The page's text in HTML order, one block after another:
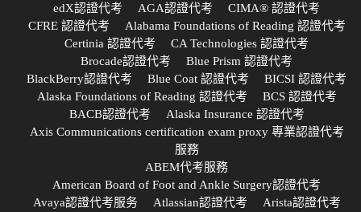
edX認證代考
AGA認證代考
CIMA® 認證代考
CFRE 認證代考
Alabama Foundations of Reading 認證代考
Certinia 認證代考
CA Technologies 認證代考
Brocade認證代考
Blue Prism 認證代考
BlackBerry認證代考
Blue Coat 認證代考
BICSI 認證代考
Alaska Foundations of Reading 認證代考
BCS 認證代考
BACB認證代考
Alaska Insurance 認證代考
Axis Communications certification exam proxy 專業認證代考
服務
ABEM代考服務
American Board of Foot and Ankle Surgery認證代考
Avaya認證代考服务
Atlassian認證代考
Arista認證代考